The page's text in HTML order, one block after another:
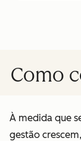
Como
À medida que
gestão